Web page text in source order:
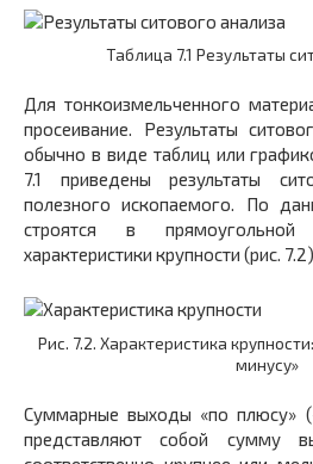
Таблица 7.1 Результаты
Для тонкоизмельченного
просеивание. Результаты
обычно в виде таблиц или
7.1 приведены результаты
полезного ископаемого. По
строятся в прямоугольной
характеристики крупности (рис.
Рис. 7.2. Характеристика
минусу»
Суммарные выходы «по плюсу»
представляют собой сумму